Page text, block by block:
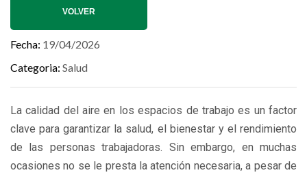
VOLVER
Fecha 19/04/2026
Categoria Salud
La calidad del aire en los espacios de trabajo es un factor
clave para garantizar la salud, el bienestar y el rendimiento
de las personas trabajadoras. Sin embargo, en muchas
ocasiones no se le presta la atención necesaria, a pesar de